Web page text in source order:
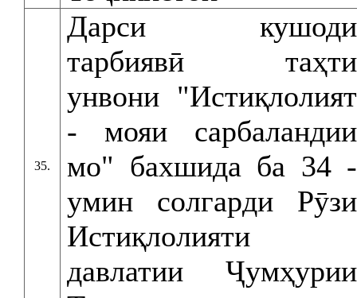
35.
Дарси кушоди
тарбиявӣ таҳти
унвони "Истиқлолият
- мояи сарбаландии
мо" бахшида ба 34 -
умин солгарди Рӯзи
Истиқлолияти
давлатии Ҷумҳурии